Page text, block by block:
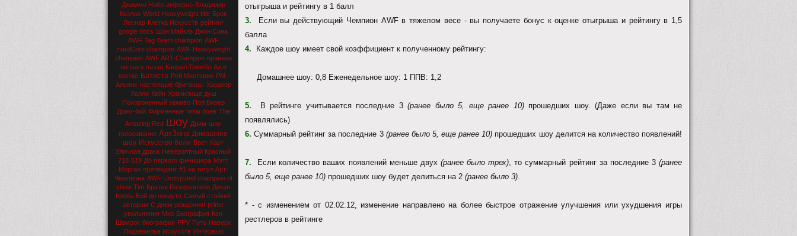
Джимми Нобл инферно Владимир
Козлов World Heavyweight title Брок
Леснар Клетка Искусств рейтинг
google docs Шон Майклз Джон Сина
AWF Tag Team champion AWF
HardCore champion AWF Heavyweight
champion AWF ART-Champion правила
ни шагу назад Капрал Тримбл Ад в
клетке Батиста Рей Мистерио РМ-
Альянс настоящие британцы Хардкор
Холли Кейн Хранилище душ
Похороненный заживо Пол Бирер
Дрим-бой Фирменные типы боев The
Amazing Red шоу Дрим-шоу
голосование АртЗона Домашнее
шоу Искусство боли Брет Харт
Уличная драка Невероятный Красный
718 619 До первого финишера Мэтт
Морган претендент #1 на титул Арт-
Чемпиона AWF Undisputed champion of
show Tim Братья Разрушители Дикая
Кровь Бой до нокаута Самый стойкий
авторам С днем рождения! prime
увольнения Миз Биография Кен
Шамрок биографии PPV Путь Наверх
Подземелье Искусств Интервью
отыгрыша и рейтингу в 1 балл
3. Если вы действующий Чемпион AWF в тяжелом весе - вы получаете бонус к оценке отыгрыша и рейтингу в 1,5
балла
4. Каждое шоу имеет свой коэффициент к полученному рейтингу:
Домашнее шоу: 0,8 Еженедельное шоу: 1 ППВ: 1,2
5. В рейтинге учитывается последние 3(ранее было 5, еще ранее 10)прошедших шоу. (Даже если вы там не
появлялись)
6. Суммарный рейтинг за последние 3 (ранее было 5, еще ранее 10) прошедших шоу делится на количество появлений!
7. Если количество ваших появлений меньше двух (ранее было трех), то суммарный рейтинг за последние 3(ранее
было 5, еще ранее 10) прошедших шоу будет делиться на 2 (ранее было 3).
* - с изменением от 02.02.12, изменение направлено на более быстрое отражение улучшения или ухудшения игры
рестлеров в рейтинге